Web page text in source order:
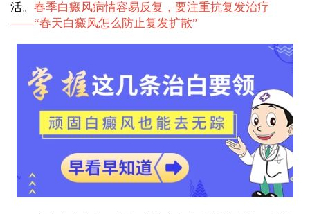
活。 春季白癜风病情容易反复，要注重抗复发治疗
——“春天白癜风怎么防止复发扩散”